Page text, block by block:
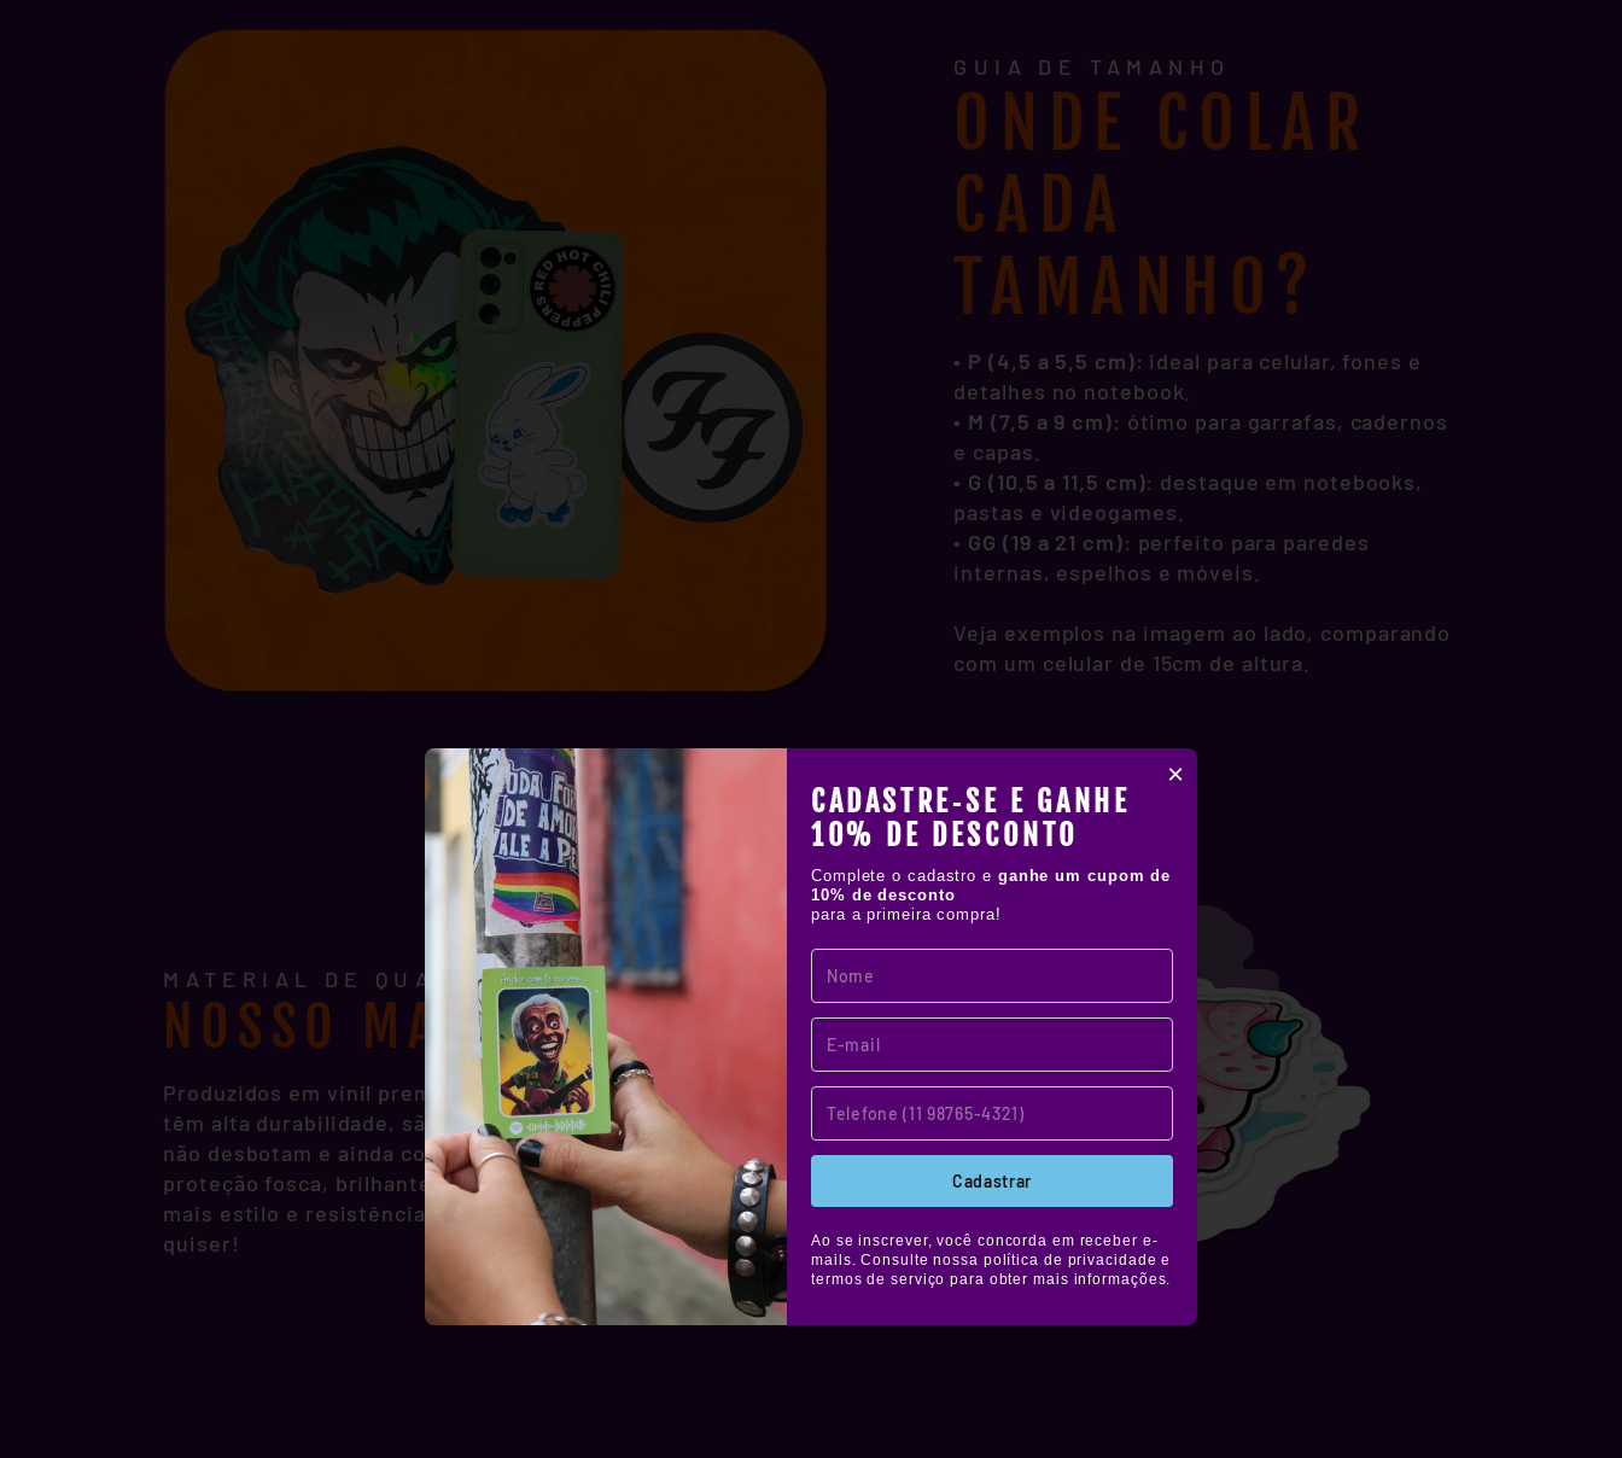
×
CADASTRE‑SE E GANHE
10% DE DESCONTO
Complete o cadastro e ganhe um cupom de
10% de desconto
para a primeira compra!
Cadastrar
Ao se inscrever, você concorda em receber e-
mails. Consulte nossa política de privacidade e
termos de serviço para obter mais informações.
GUIA DE TAMANHO
ONDE COLAR
CADA
TAMANHO?
• P (4,5 a 5,5 cm): ideal para celular, fones e
detalhes no notebook.
• M (7,5 a 9 cm): ótimo para garrafas, cadernos
e capas.
• G (10,5 a 11,5 cm): destaque em notebooks,
pastas e videogames.
• GG (19 a 21 cm): perfeito para paredes
internas, espelhos e móveis.
Veja exemplos na imagem ao lado, comparando
com um celular de 15cm de altura.
MATERIAL DE QUALIDADE!
NOSSO MATERIAL
Produzidos em vinil premium, nossos stickers
têm alta durabilidade, são resistentes à água,
não desbotam e ainda contam com película de
proteção fosca, brilhante ou holográfica. Muito
mais estilo e resistência pra você colar onde
quiser!